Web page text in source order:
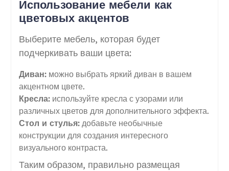
Использование мебели как
цветовых акцентов
Выберите мебель, которая будет
подчеркивать ваши цвета:
Диван:можно выбрать яркий диван в вашем
акцентном цвете.
Кресла:используйте кресла с узорами или
различных цветов для дополнительного эффекта.
Стол и стулья:добавьте необычные
конструкции для создания интересного
визуального контраста.
Таким образом, правильно размещая